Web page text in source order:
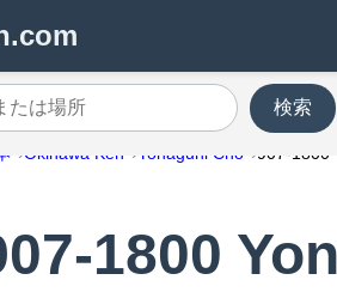
は場所
検索
Okinawa Ken Yonaguni Cho 907-1800
1800